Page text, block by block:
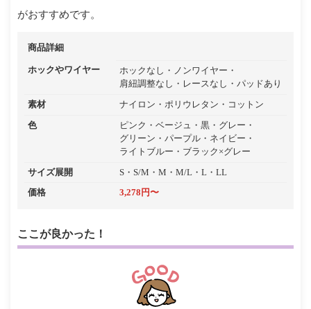
がおすすめです。
商品詳細
ホックやワイヤー ホックなし
ノンワイヤー
肩紐調整なし
レースなし
パッドあり
素材
ナイロン ポリウレタン
コットン
色
ピンク ベージュ 黒
グレー
グリーン
パープル
ネイビー
ライトブルー
ブラック×グレー
サイズ展開
S・S/M・M・M/L・L・LL
価格
3,278円〜
ここが良かった！